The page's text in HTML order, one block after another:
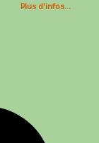
Plus d'infos...